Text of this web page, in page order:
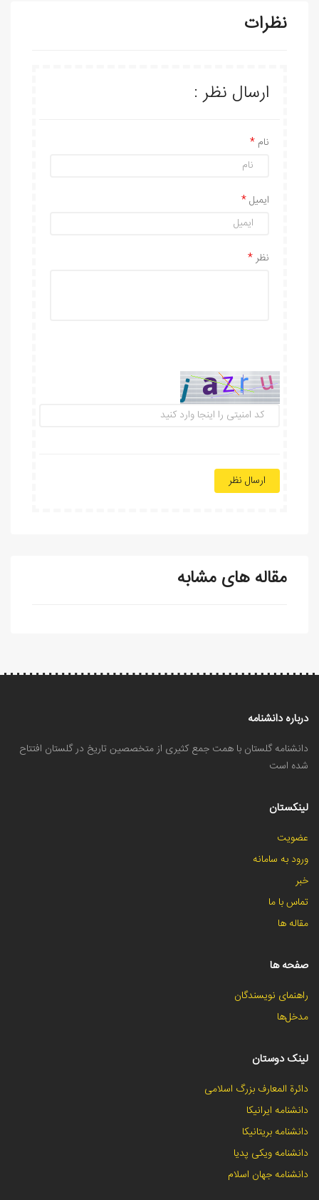
نظرات
ارسال نظر :
نام
ایمیل
نظر
ارسال نظر
مقاله های مشابه
درباره دانشنامه
دانشنامه گلستان با همت جمع کثیری از متخصصین تاریخ در گلستان افتتاح
شده است
لینکستان
عضویت
ورود به سامانه
خبر
تماس با ما
مقاله ها
صفحه ها
راهنمای نویسندگان
مدخل‌ها
لینک دوستان
دائرة المعارف بزرگ اسلامی
دانشنامه ایرانیکا
دانشنامه بریتانیکا
دانشنامه ویکی پدیا
دانشنامه جهان اسلام